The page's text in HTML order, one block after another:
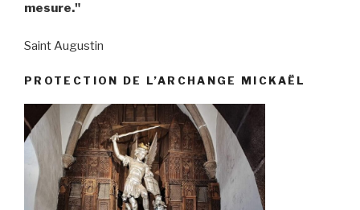
mesure."
Saint Augustin
PROTECTION DE L’ARCHANGE MICKAËL